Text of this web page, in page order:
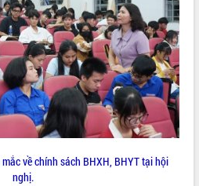
về chính sách BHXH, BHYT tại hội
nghị.